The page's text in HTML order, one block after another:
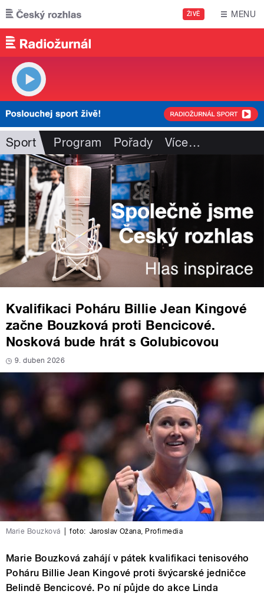
Přejít k hlavnímu obsahu
ŽIVĚ MENU
Sport Program Pořady Více…
Kvalifikaci Poháru Billie Jean Kingové
začne Bouzková proti Bencicové.
Nosková bude hrát s Golubicovou
9. duben 2026
Marie Bouzková foto: Jaroslav Ožana ,Profimedia
Marie Bouzková zahájí v pátek kvalifikaci tenisového
Poháru Billie Jean Kingové proti švýcarské jedničce
Belindě Bencicové. Po ní půjde do akce Linda